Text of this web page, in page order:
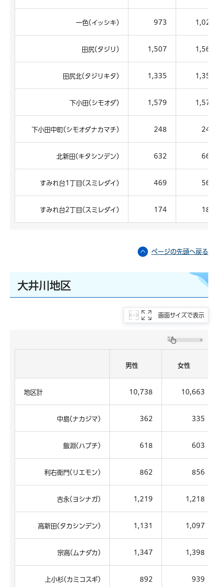
一色(イッシキ) 973 1,020
田尻(タジリ) 1,507 1,561
田尻北(タジリキタ) 1,335 1,351
下小田(シモオダ) 1,579 1,570
下小田中町(シモオダナカマチ) 248 244
北新田(キタシンデン) 632 668
すみれ台1丁目(スミレダイ) 469 563
すみれ台2丁目(スミレダイ) 174 186
ページの先頭へ戻る
大井川地区
画面サイズで表示
男性 女性
地区計 10,738 10,663
中島(ナカジマ) 362 335
飯淵(ハブチ) 618 603
利右衛門(リエモン) 862 856
吉永(ヨシナガ) 1,219 1,218
高新田(タカシンデン) 1,131 1,097
宗高(ムナダカ) 1,347 1,398
上小杉(カミコスギ) 892 939